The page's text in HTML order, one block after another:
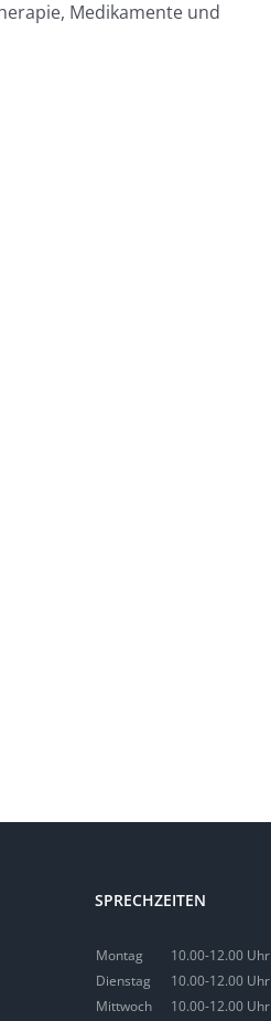
Medikamente und
SPRECHZEITEN
Montag 10.00-12.00 Uhr
Dienstag
10.00-12.00 Uhr
Mittwoch
10.00-12.00 Uhr